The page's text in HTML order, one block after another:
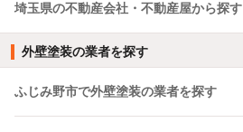
埼玉県の不動産会社・不動産屋から探す
外壁塗装の業者を探す
ふじみ野市で外壁塗装の業者を探す